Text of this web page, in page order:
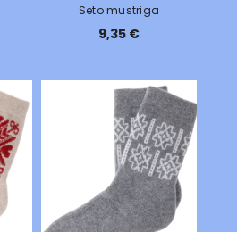
Seto mustriga
9,35 €